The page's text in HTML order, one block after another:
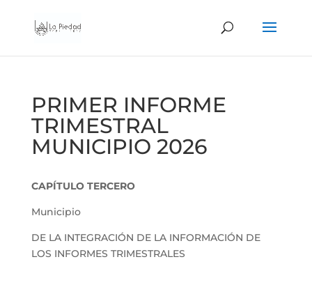
PRIMER INFORME
TRIMESTRAL
MUNICIPIO 2026
CAPÍTULO TERCERO
Municipio
DE LA INTEGRACIÓN DE LA INFORMACIÓN DE
LOS INFORMES TRIMESTRALES